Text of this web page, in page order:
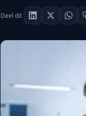
Deel dit